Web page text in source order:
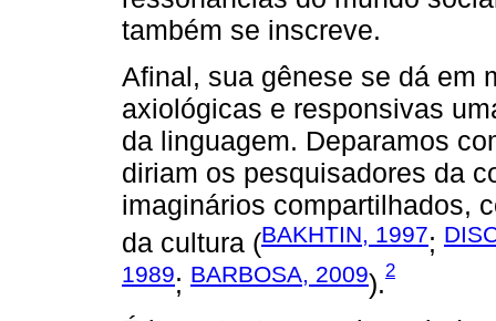
também se inscreve.
Afinal, sua gênese se dá em
axiológicas e responsivas
da linguagem. Deparamos
diriam os pesquisadores da
imaginários compartilhados,
da cultura (BAKHTIN, 1997;
1989; BARBOSA, 2009).2